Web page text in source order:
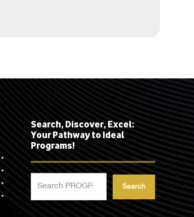
Search, Discover, Excel:
Your Pathway to Ideal
Programs!
Search